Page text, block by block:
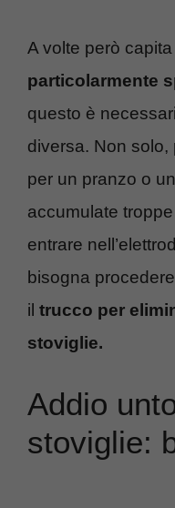
A volte però
particolarmente
questo è
diversa. Non
per un pranzo o
accumulate
entrare
bisogna
il trucco per
stoviglie.
Addio
stoviglie: